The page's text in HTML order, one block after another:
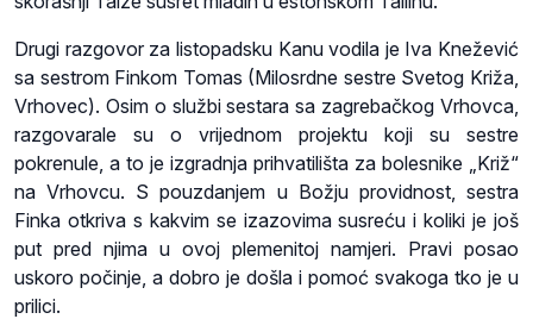
Drugi razgovor za listopadsku Kanu vodila je Iva Knežević
sa sestrom Finkom Tomas (Milosrdne sestre Svetog Križa,
Vrhovec). Osim o službi sestara sa zagrebačkog Vrhovca,
razgovarale su o vrijednom projektu koji su sestre
pokrenule, a to je izgradnja prihvatilišta za bolesnike „Križ“
na Vrhovcu. S pouzdanjem u Božju providnost, sestra
Finka otkriva s kakvim se izazovima susreću i koliki je još
put pred njima u ovoj plemenitoj namjeri. Pravi posao
uskoro počinje, a dobro je došla i pomoć svakoga tko je u
prilici.